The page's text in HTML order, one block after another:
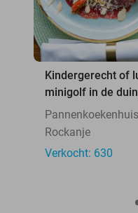
Kindergerecht of
minigolf in de
Rockanje
Verkocht: 630